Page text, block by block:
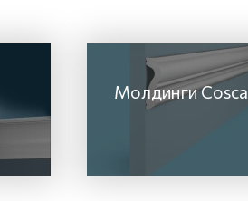
Молдинги Cosca